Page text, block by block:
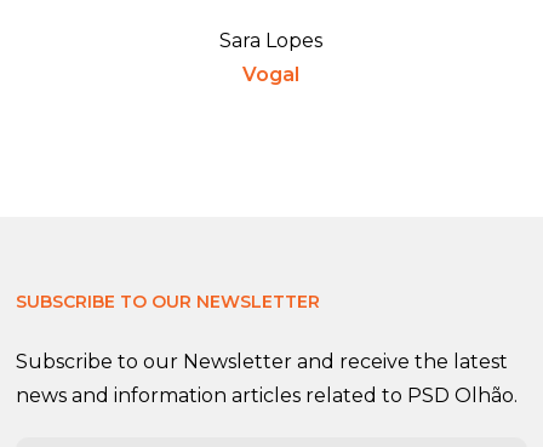
Sara Lopes
Vogal
SUBSCRIBE TO OUR NEWSLETTER
Subscribe to our Newsletter and receive the latest
news and information articles related to PSD Olhão.